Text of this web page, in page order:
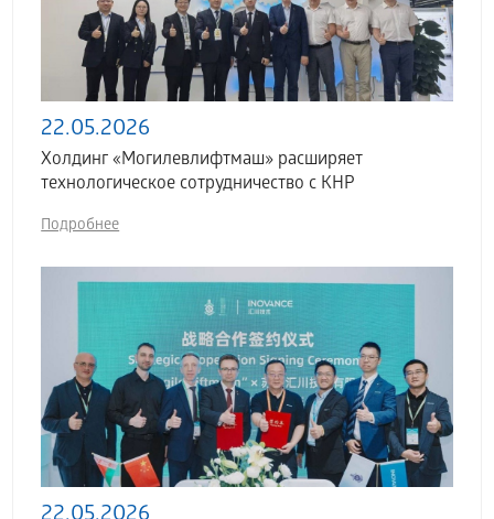
22.05.2026
Холдинг «Могилевлифтмаш» расширяет
технологическое сотрудничество с КНР
Подробнее